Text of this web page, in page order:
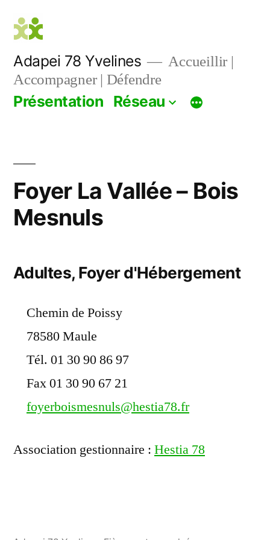
contenu
Adapei 78 Yvelines
Accueillir |
Accompagner | Défendre
Présentation Réseau
Foyer La Vallée – Bois
Mesnuls
Adultes, Foyer d'Hébergement
Chemin de Poissy
78580 Maule
Tél. 01 30 90 86 97
Fax 01 30 90 67 21
foyerboismesnuls@hestia78.fr
Association gestionnaire : Hestia 78